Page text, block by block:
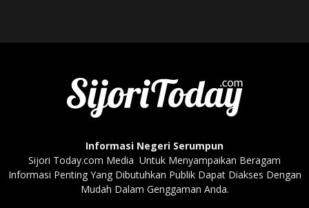
Informasi Negeri Serumpun
Sijori Today.com Media Untuk Menyampaikan Beragam
Informasi Penting Yang Dibutuhkan Publik Dapat Diakses Dengan
Mudah Dalam Genggaman Anda.